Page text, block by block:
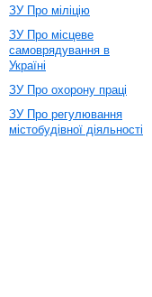
ЗУ Про міліцію
ЗУ Про місцеве
самоврядування в
Україні
ЗУ Про охорону праці
ЗУ Про регулювання
містобудівної діяльності